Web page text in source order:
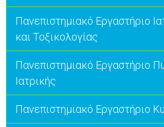
Πανεπιστημιακό Εργαστήριο
και Τοξικολογίας
Πανεπιστημιακό Εργαστήριο
Ιατρικής
Πανεπιστημιακό Εργαστήριο